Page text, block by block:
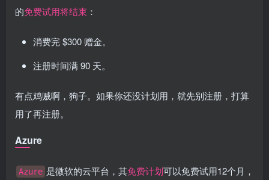
的免费试用将结束 ：
消费完 $300 赠金。
注册时间满 90 天。
有点鸡贼啊，狗子。如果你还没计划用，就先别注册，打算
用了再注册。
Azure
Azure 是微软的云平台，其免费计划可以免费试用12个月，